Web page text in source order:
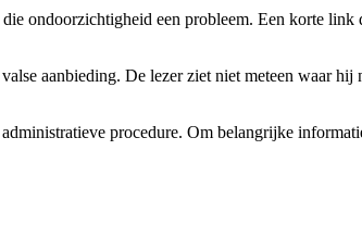
ondoorzichtigheid een probleem. Een korte link
aanbieding. De lezer ziet niet meteen waar
procedure. Om belangrijke